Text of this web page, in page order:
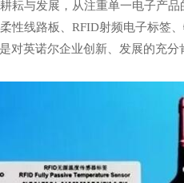
耘与发展，从注重单一电子产
性线路板、RFID射频电子标签
对英诺尔企业创新、发展的充分